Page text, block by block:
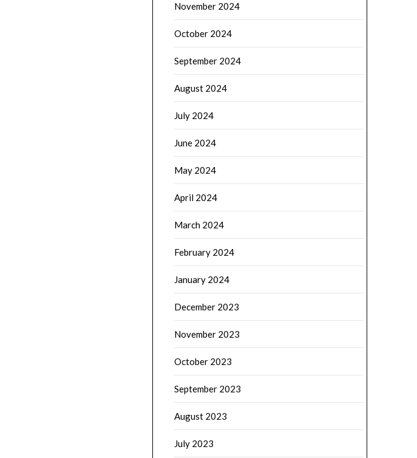
November 2024
October 2024
September 2024
August 2024
July 2024
June 2024
May 2024
April 2024
March 2024
February 2024
January 2024
December 2023
November 2023
October 2023
September 2023
August 2023
July 2023